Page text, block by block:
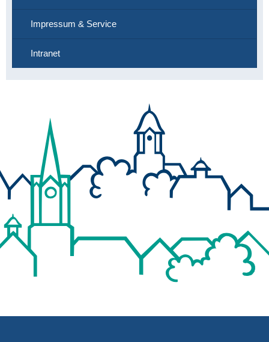
Impressum & Service
Intranet